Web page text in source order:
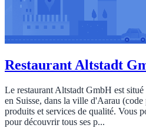
Restaurant Altstadt
Le restaurant Altstadt GmbH est
en Suisse, dans la ville d'Aarau
produits et services de qualité. Vous
pour découvrir tous ses p...